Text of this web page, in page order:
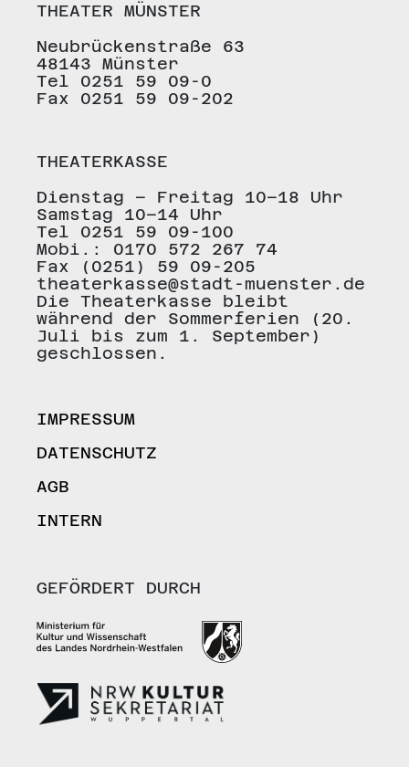
THEATER MÜNSTER
Neubrückenstraße 63
48143 Münster
Tel 0251 59 09-0
Fax 0251 59 09-202
THEATERKASSE
Dienstag – Freitag 10–18 Uhr
Samstag 10–14 Uhr
Tel 0251 59 09-100
Mobi.: 0170 572 267 74
Fax (0251) 59 09-205
theaterkasse@stadt-muenster.de
Die Theaterkasse bleibt
während der Sommerferien (20.
Juli bis zum 1. September)
geschlossen.
IMPRESSUM
DATENSCHUTZ
AGB
INTERN
GEFÖRDERT DURCH